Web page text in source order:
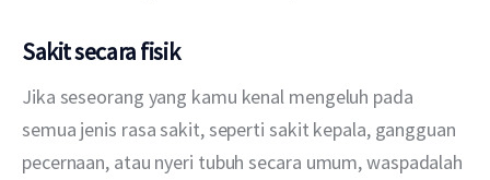
Sakit secara fisik
Jika seseorang yang kamu kenal mengeluh pada
semua jenis rasa sakit, seperti sakit kepala, gangguan
pecernaan, atau nyeri tubuh secara umum, waspadalah